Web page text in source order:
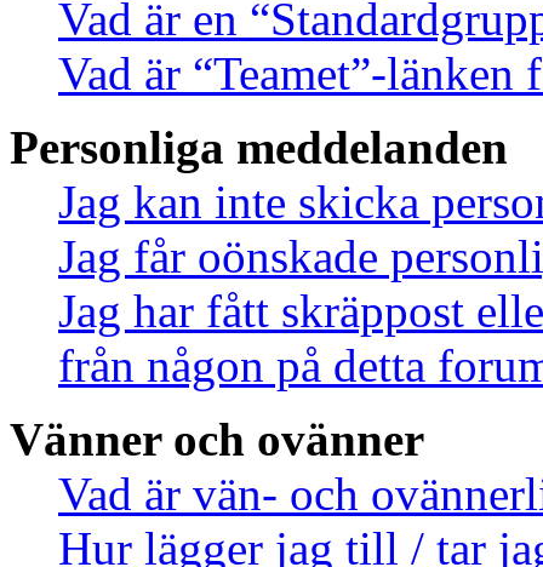
Vad är en
Vad är “Teamet”-länken
Personliga meddelanden
Jag kan inte skicka
Jag får oönskade
Jag har fått skräppost
från någon på detta
Vänner och ovänner
Vad är vän- och
Hur lägger jag till / tar